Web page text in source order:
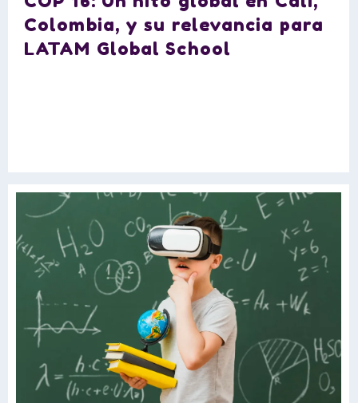
Colombia, y su relevancia para
LATAM Global School